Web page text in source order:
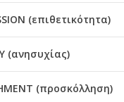
(επιθετικότητα)
(ανησυχίας)
(προσκόλληση)